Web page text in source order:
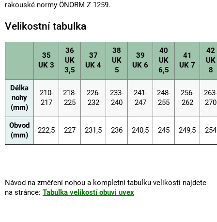
rakouské normy ÖNORM Z 1259.
Velikostní tabulka
35
UK 3
36
UK
3,5
37
UK 4
38
UK
5
39
UK 6
40
UK
6,5
41
UK 7
42
UK
8
Délka
nohy
(mm)
210-
217
218-
225
226-
232
233-
240
241-
247
248-
255
256-
262
263-
270
Obvod
(mm)
222,5 227 231,5 236 240,5 245 249,5 254
Návod na změření nohou a kompletní tabulku velikostí najdete
na stránce: Tabulka velikostí obuvi uvex